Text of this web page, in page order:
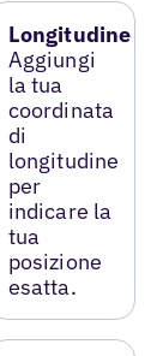
Longitudine
Aggiungi
la tua
coordinata
di
longitudine
per
indicare la
tua
posizione
esatta.